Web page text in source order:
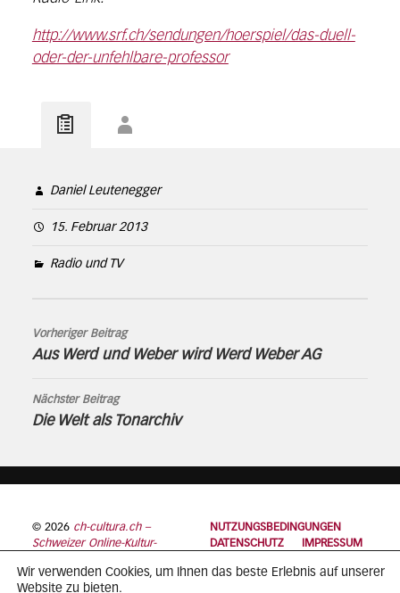
http://www.srf.ch/sendungen/hoerspiel/das-duell-
oder-der-unfehlbare-professor
Daniel Leutenegger
15. Februar 2013
Radio und TV
Vorheriger Beitrag
Aus Werd und Weber wird Werd Weber AG
Nächster Beitrag
Die Welt als Tonarchiv
© 2026 ch-cultura.ch –
Schweizer Online-Kultur-
NUTZUNGSBEDINGUNGEN
DATENSCHUTZ
IMPRESSUM
Wir verwenden Cookies, um Ihnen das beste Erlebnis auf unserer
Website zu bieten.